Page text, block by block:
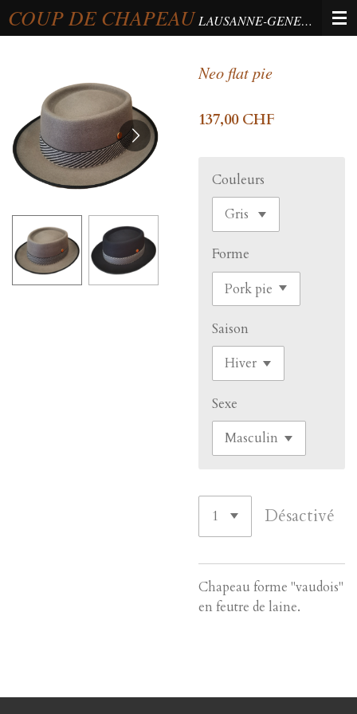
Passer
au
COUP DE CHAPEAU LAUSANNE-GENEVA-BERNE
Neo flat pie
137,00 CHF
Couleurs
Forme
Saison
Sexe
Désactivé
Chapeau forme "vaudois"
en feutre de laine.